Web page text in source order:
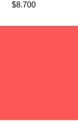
$8.700